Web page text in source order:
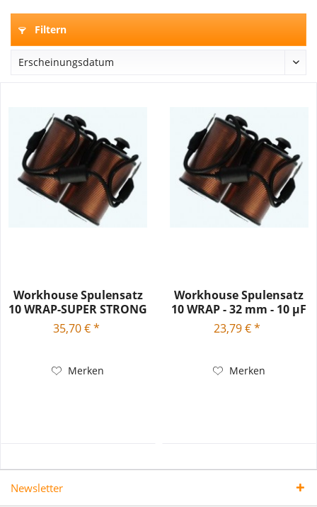
Filtern
Workhouse Spulensatz
10 WRAP-SUPER STRONG
- 34...
35,70 € *
Merken
Workhouse Spulensatz
10 WRAP - 32 mm - 10 µF
23,79 € *
Merken
Newsletter